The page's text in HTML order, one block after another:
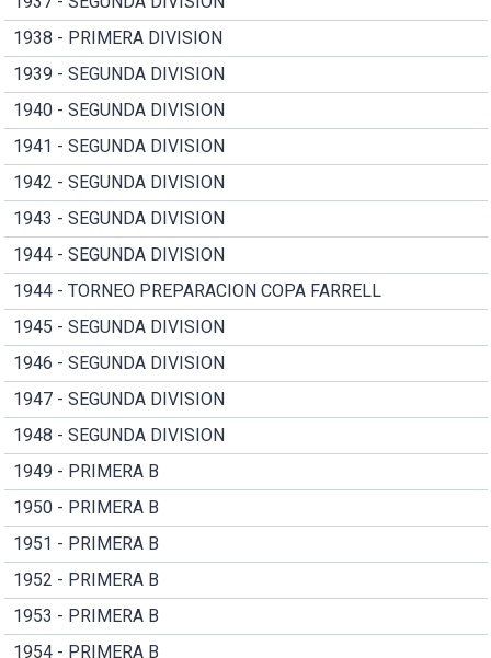
1938 - PRIMERA DIVISION
1939 - SEGUNDA DIVISION
1940 - SEGUNDA DIVISION
1941 - SEGUNDA DIVISION
1942 - SEGUNDA DIVISION
1943 - SEGUNDA DIVISION
1944 - SEGUNDA DIVISION
1944 - TORNEO PREPARACION COPA FARRELL
1945 - SEGUNDA DIVISION
1946 - SEGUNDA DIVISION
1947 - SEGUNDA DIVISION
1948 - SEGUNDA DIVISION
1949 - PRIMERA B
1950 - PRIMERA B
1951 - PRIMERA B
1952 - PRIMERA B
1953 - PRIMERA B
1954 - PRIMERA B